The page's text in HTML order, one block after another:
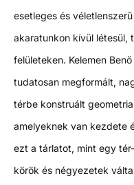
esetleges és
akaratunkon kívül létesül,
felületeken. Kelemen
tudatosan megformált,
térbe konstruált
amelyeknek van kezdete
ezt a tárlatot, mint egy
körök és négyezetek